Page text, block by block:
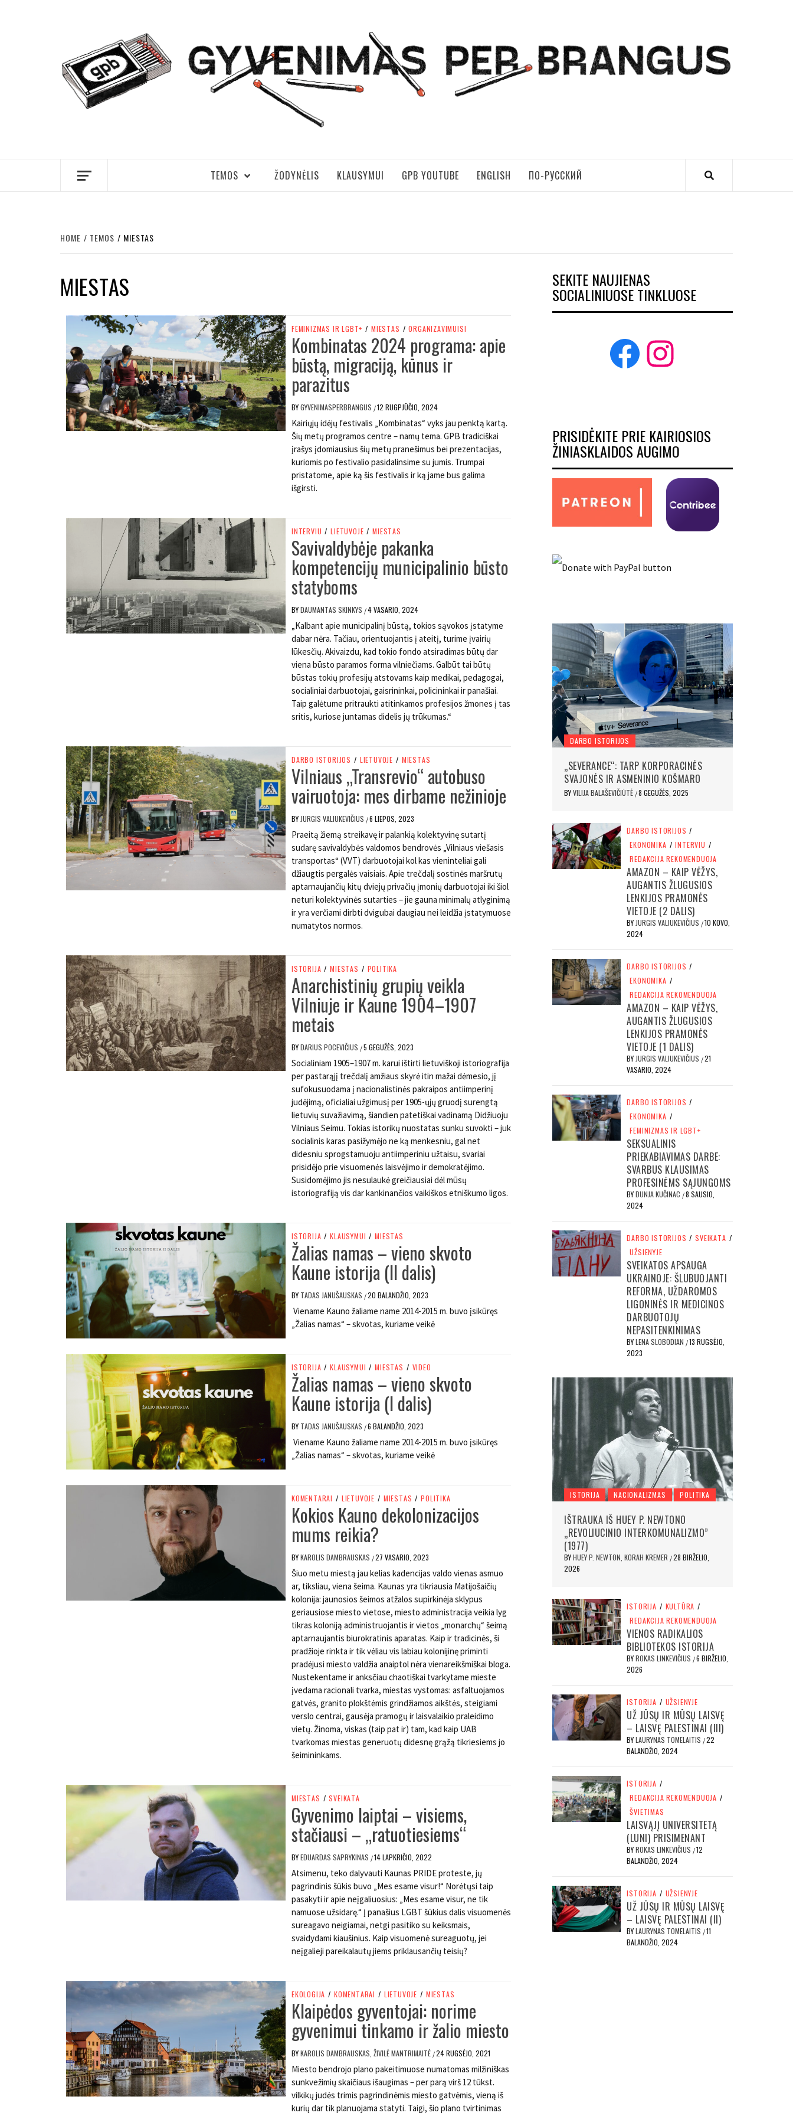
TEMOS ŽODYNĖLIS KLAUSYMUI GPB YOUTUBE ENGLISH ПО-РУССКИЙ
HOME TEMOS MIESTAS
MIESTAS
FEMINIZMAS IR LGBT+ / MIESTAS / ORGANIZAVIMUISI
Kombinatas 2024 programa: apie
būstą, migraciją, kūnus ir
parazitus
BYGYVENIMASPERBRANGUS /12 RUGPJŪČIO, 2024
Kairiųjų idėjų festivalis „Kombinatas“ vyks jau penktą kartą.
Šių metų programos centre – namų tema. GPB tradiciškai
įrašys įdomiausius šių metų pranešimus bei prezentacijas,
kuriomis po festivalio pasidalinsime su jumis. Trumpai
pristatome, apie ką šis festivalis ir ką jame bus galima
išgirsti.
INTERVIU / LIETUVOJE / MIESTAS
Savivaldybėje pakanka
kompetencijų municipalinio būsto
statyboms
BYDAUMANTAS SKINKYS /4 VASARIO, 2024
„Kalbant apie municipalinį būstą, tokios sąvokos įstatyme
dabar nėra. Tačiau, orientuojantis į ateitį, turime įvairių
lūkesčių. Akivaizdu, kad tokio fondo atsiradimas būtų dar
viena būsto paramos forma vilniečiams. Galbūt tai būtų
būstas tokių profesijų atstovams kaip medikai, pedagogai,
socialiniai darbuotojai, gaisrininkai, policininkai ir panašiai.
Taip galėtume pritraukti atitinkamos profesijos žmones į tas
sritis, kuriose juntamas didelis jų trūkumas.“
DARBO ISTORIJOS / LIETUVOJE / MIESTAS
Vilniaus „Transrevio“ autobuso
vairuotoja: mes dirbame nežinioje
BY JURGIS VALIUKEVIČIUS /6 LIEPOS, 2023
Praeitą žiemą streikavę ir palankią kolektyvinę sutartį
sudarę savivaldybės valdomos bendrovės „Vilniaus viešasis
transportas“ (VVT) darbuotojai kol kas vieninteliai gali
džiaugtis pergalės vaisiais. Apie trečdalį sostinės maršrutų
aptarnaujančių kitų dviejų privačių įmonių darbuotojai iki šiol
neturi kolektyvinės sutarties – jie gauna minimalų atlyginimą
ir yra verčiami dirbti dvigubai daugiau nei leidžia įstatymuose
numatytos normos.
ISTORIJA / MIESTAS / POLITIKA
Anarchistinių grupių veikla
Vilniuje ir Kaune 1904–1907
metais
BYDARIUS POCEVIČIUS /5 GEGUŽĖS, 2023
Socialiniam 1905–1907 m. karui ištirti lietuviškoji istoriografija
per pastarąjį trečdalį amžiaus skyrė itin mažai dėmesio, jį
sufokusuodama į nacionalistinės pakraipos antiimperinį
judėjimą, oficialiai užgimusį per 1905-ųjų gruodį surengtą
lietuvių suvažiavimą, šiandien patetiškai vadinamą Didžiuoju
Vilniaus Seimu. Tokias istorikų nuostatas sunku suvokti – juk
socialinis karas pasižymėjo ne ką menkesniu, gal net
didesniu sprogstamuoju antiimperiniu užtaisu, svariai
prisidėjo prie visuomenės laisvėjimo ir demokratėjimo.
Susidomėjimo jis nesulaukė greičiausiai dėl mūsų
istoriografiją vis dar kankinančios vaikiškos etniškumo ligos.
ISTORIJA / KLAUSYMUI / MIESTAS
Žalias namas – vieno skvoto
Kaune istorija (II dalis)
BY TADAS JANUŠAUSKAS /20 BALANDŽIO, 2023
Viename Kauno žaliame name 2014-2015 m. buvo įsikūręs
„Žalias namas“ – skvotas, kuriame veikė
ISTORIJA / KLAUSYMUI / MIESTAS / VIDEO
Žalias namas – vieno skvoto
Kaune istorija (I dalis)
BY TADAS JANUŠAUSKAS /6 BALANDŽIO, 2023
Viename Kauno žaliame name 2014-2015 m. buvo įsikūręs
„Žalias namas“ – skvotas, kuriame veikė
KOMENTARAI / LIETUVOJE / MIESTAS / POLITIKA
Kokios Kauno dekolonizacijos
mums reikia?
BYKAROLIS DAMBRAUSKAS /27 VASARIO, 2023
Šiuo metu miestą jau kelias kadencijas valdo vienas asmuo
ar, tiksliau, viena šeima. Kaunas yra tikriausia Matijošaičių
kolonija: jaunosios šeimos atžalos supirkinėja sklypus
geriausiose miesto vietose, miesto administracija veikia lyg
tikras koloniją administruojantis ir vietos „monarchų“ šeimą
aptarnaujantis biurokratinis aparatas. Kaip ir tradicinės, ši
pradžioje rinkta ir tik vėliau vis labiau kolonijinę priminti
pradėjusi miesto valdžia anaiptol nėra vienareikšmiškai bloga.
Nustekentame ir anksčiau chaotiškai tvarkytame mieste
įvedama racionali tvarka, miestas vystomas: asfaltuojamos
gatvės, granito plokštėmis grindžiamos aikštės, steigiami
verslo centrai, gausėja pramogų ir laisvalaikio praleidimo
vietų. Žinoma, viskas (taip pat ir) tam, kad kaip UAB
tvarkomas miestas generuotų didesnę grąžą tikriesiems jo
šeimininkams.
MIESTAS / SVEIKATA
Gyvenimo laiptai – visiems,
stačiausi – „ratuotiesiems“
BYEDUARDAS SAPRYKINAS /14 LAPKRIČIO, 2022
Atsimenu, teko dalyvauti Kaunas PRIDE proteste, jų
pagrindinis šūkis buvo „Mes esame visur!“ Norėtųsi taip
pasakyti ir apie neįgaliuosius: „Mes esame visur, ne tik
namuose užsidarę.“ Į panašius LGBT šūkius dalis visuomenės
sureagavo neigiamai, netgi pasitiko su keiksmais,
svaidydami kiaušinius. Kaip visuomenė sureaguotų, jei
neįgalieji pareikalautų jiems priklausančių teisių?
EKOLOGIJA / KOMENTARAI / LIETUVOJE / MIESTAS
Klaipėdos gyventojai: norime
gyvenimui tinkamo ir žalio miesto
BYKAROLIS DAMBRAUSKAS, ŽIVILĖ MANTRIMAITĖ /24 RUGSĖJO, 2021
Miesto bendrojo plano pakeitimuose numatomas milžiniškas
sunkvežimių skaičiaus išaugimas – per parą virš 12 tūkst.
vilkikų judės trimis pagrindinėmis miesto gatvėmis, vieną iš
kurių dar tik planuojama statyti. Taigi, šio plano tvirtinimas
SEKITE NAUJIENAS
SOCIALINIUOSE TINKLUOSE
Facebook
Instagram
PRISIDĖKITE PRIE KAIRIOSIOS
ŽINIASKLAIDOS AUGIMO
DARBO ISTORIJOS
„SEVERANCE“: TARP KORPORACINĖS
SVAJONĖS IR ASMENINIO KOŠMARO
BYVILIJA BALAŠEVIČIŪTĖ /8 GEGUŽĖS, 2025
DARBO ISTORIJOS /
EKONOMIKA / INTERVIU /
REDAKCIJA REKOMENDUOJA
AMAZON – KAIP VĖŽYS,
AUGANTIS ŽLUGUSIOS
LENKIJOS PRAMONĖS
VIETOJE (2 DALIS)
BY JURGIS VALIUKEVIČIUS /10 KOVO,
2024
DARBO ISTORIJOS /
EKONOMIKA /
REDAKCIJA REKOMENDUOJA
AMAZON – KAIP VĖŽYS,
AUGANTIS ŽLUGUSIOS
LENKIJOS PRAMONĖS
VIETOJE (1 DALIS)
BY JURGIS VALIUKEVIČIUS /21
VASARIO, 2024
DARBO ISTORIJOS /
EKONOMIKA /
FEMINIZMAS IR LGBT+
SEKSUALINIS
PRIEKABIAVIMAS DARBE:
SVARBUS KLAUSIMAS
PROFESINĖMS SĄJUNGOMS
BYDUNJA KUČINAC /8 SAUSIO,
2024
DARBO ISTORIJOS / SVEIKATA /
UŽSIENYJE
SVEIKATOS APSAUGA
UKRAINOJE: ŠLUBUOJANTI
REFORMA, UŽDAROMOS
LIGONINĖS IR MEDICINOS
DARBUOTOJŲ
NEPASITENKINIMAS
BYLENA SLOBODIAN /13 RUGSĖJO,
2023
ISTORIJA NACIONALIZMAS POLITIKA
IŠTRAUKA IŠ HUEY P. NEWTONO
„REVOLIUCINIO INTERKOMUNALIZMO”
(1977)
BYHUEY P. NEWTON, KORAH KREMER /28 BIRŽELIO,
2026
ISTORIJA / KULTŪRA /
REDAKCIJA REKOMENDUOJA
VIENOS RADIKALIOS
BIBLIOTEKOS ISTORIJA
BYROKAS LINKEVIČIUS /6 BIRŽELIO,
2026
ISTORIJA / UŽSIENYJE
UŽ JŪSŲ IR MŪSŲ LAISVĘ
– LAISVĘ PALESTINAI (III)
BYLAURYNAS TOMELAITIS /22
BALANDŽIO, 2024
ISTORIJA /
REDAKCIJA REKOMENDUOJA /
ŠVIETIMAS
LAISVĄJĮ UNIVERSITETĄ
(LUNI) PRISIMENANT
BYROKAS LINKEVIČIUS /12
BALANDŽIO, 2024
ISTORIJA / UŽSIENYJE
UŽ JŪSŲ IR MŪSŲ LAISVĘ
– LAISVĘ PALESTINAI (II)
BYLAURYNAS TOMELAITIS /11
BALANDŽIO, 2024